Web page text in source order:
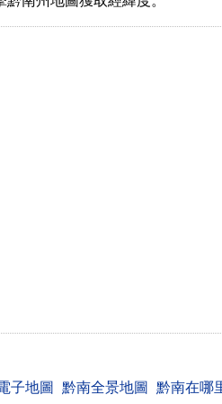
子地圖 黔南全景地圖 黔南在哪